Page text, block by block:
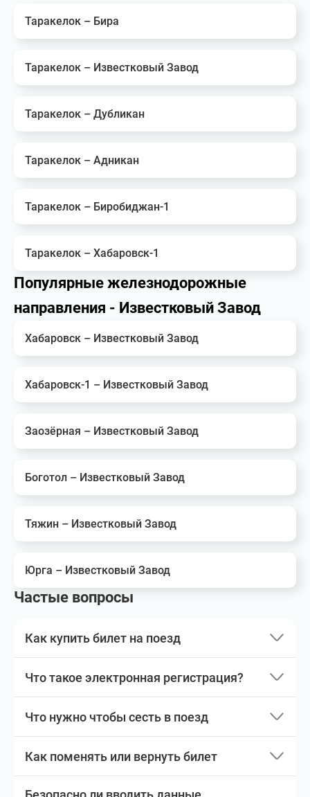
Таракелок – Бира
Таракелок – Известковый Завод
Таракелок – Дубликан
Таракелок – Адникан
Таракелок – Биробиджан-1
Таракелок – Хабаровск-1
Популярные железнодорожные
направления - Известковый Завод
Хабаровск – Известковый Завод
Хабаровск-1 – Известковый Завод
Заозёрная – Известковый Завод
Боготол – Известковый Завод
Тяжин – Известковый Завод
Юрга – Известковый Завод
Частые вопросы
Как купить билет на поезд
Что такое электронная регистрация?
Что нужно чтобы сесть в поезд
Как поменять или вернуть билет